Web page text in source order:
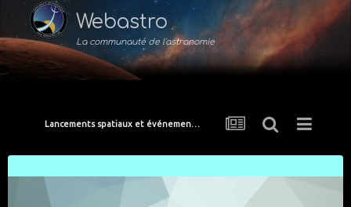
Webastro
La communauté de l'astronomie
Lancements spatiaux et événements de l'ISS